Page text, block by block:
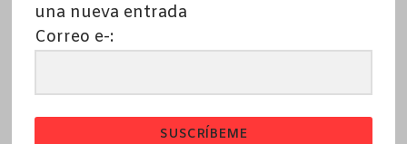
una nueva entrada
Correo e-:
SUSCRÍBEME